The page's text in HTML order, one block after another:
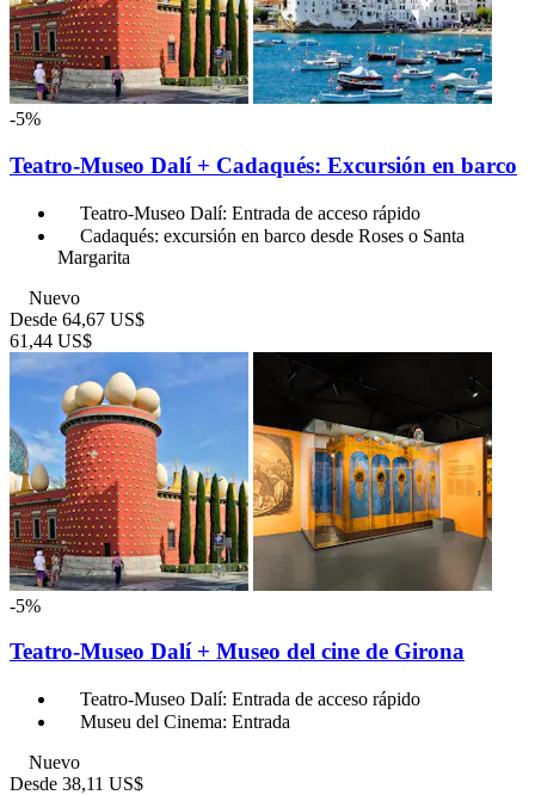
-5%
Teatro-Museo Dalí + Cadaqués: Excursión en barco
Teatro-Museo Dalí: Entrada de acceso rápido
Cadaqués: excursión en barco desde Roses o Santa
Margarita
Nuevo
Desde 64,67 US$
61,44 US$
-5%
Teatro-Museo Dalí + Museo del cine de Girona
Teatro-Museo Dalí: Entrada de acceso rápido
Museu del Cinema: Entrada
Nuevo
Desde 38,11 US$